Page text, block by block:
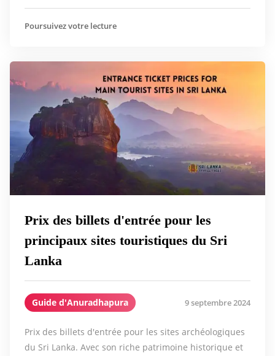
Poursuivez votre lecture
Prix des billets d'entrée pour les
principaux sites touristiques du Sri
Lanka
Guide d'Anuradhapura 9 septembre 2024
Prix des billets d'entrée pour les sites archéologiques
du Sri Lanka. Avec son riche patrimoine historique et